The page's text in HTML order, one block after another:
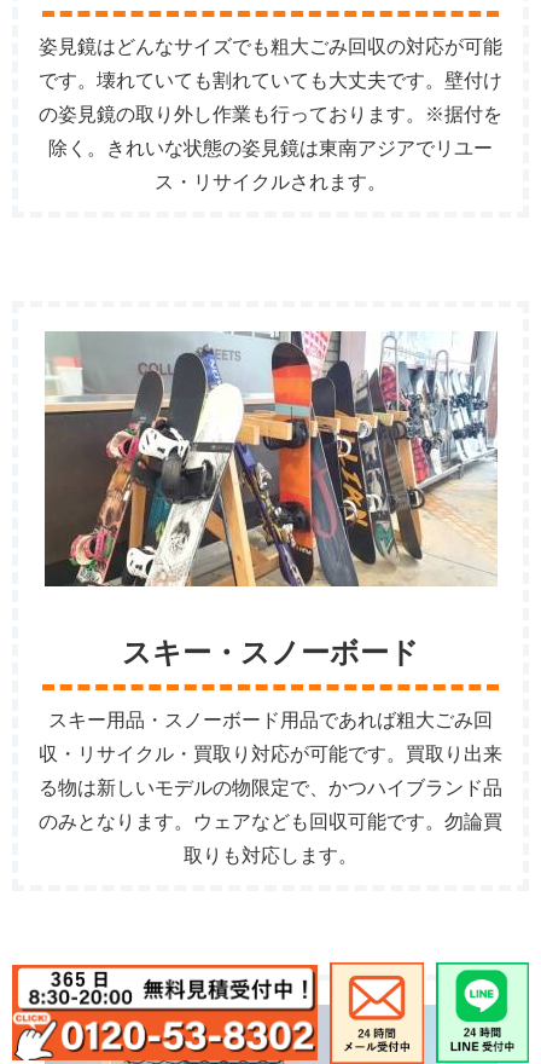
姿見鏡はどんなサイズでも粗大ごみ回収の対応が可能
です。壊れていても割れていても大丈夫です。壁付け
の姿見鏡の取り外し作業も行っております。※据付を
除く。きれいな状態の姿見鏡は東南アジアでリユー
ス・リサイクルされます。
スキー・スノーボード
スキー用品・スノーボード用品であれば粗大ごみ回
収・リサイクル・買取り対応が可能です。買取り出来
る物は新しいモデルの物限定で、かつハイブランド品
のみとなります。ウェアなども回収可能です。勿論買
取りも対応します。